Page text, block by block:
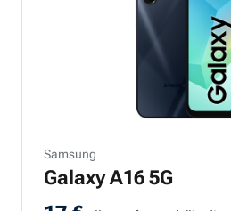
Samsung
Galaxy A16 5G